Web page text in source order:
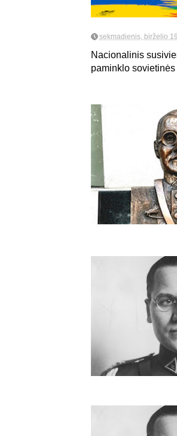
sekmadienis, birželio
Nacionalinis
paminklo